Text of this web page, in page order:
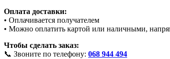
Оплата доставки:
• Оплачивается получателем
• Можно оплатить картой или наличными,
Чтобы сделать заказ:
📞 Звоните по телефону: 068 944 494